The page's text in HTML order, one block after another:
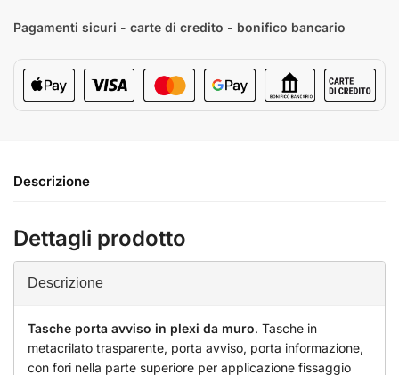
Pagamenti sicuri - carte di credito - bonifico bancario
Descrizione
Dettagli prodotto
Descrizione
Tasche porta avviso in plexi da muro. Tasche in
metacrilato trasparente, porta avviso, porta informazione,
con fori nella parte superiore per applicazione fissaggio